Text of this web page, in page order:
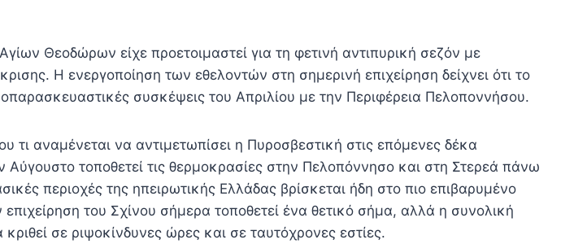
Θεοδώρων είχε προετοιμαστεί για τη φετινή αντιπυρική σεζόν με
Η ενεργοποίηση των εθελοντών στη σημερινή επιχείρηση δείχνει ότι το
συσκέψεις του Απριλίου με την Περιφέρεια Πελοποννήσου.
τι αναμένεται να αντιμετωπίσει η Πυροσβεστική στις επόμενες δέκα
τοποθετεί τις θερμοκρασίες στην Πελοπόννησο και στη Στερεά πάνω
περιοχές της ηπειρωτικής Ελλάδας βρίσκεται ήδη στο πιο επιβαρυμένο
του Σχίνου σήμερα τοποθετεί ένα θετικό σήμα, αλλά η συνολική
σε ριψοκίνδυνες ώρες και σε ταυτόχρονες εστίες.